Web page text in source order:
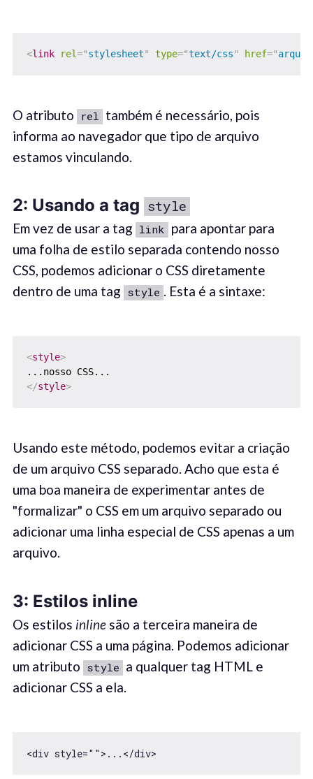
<link rel="stylesheet" type="text/css" href="
O atributo rel também é necessário, pois
informa ao navegador que tipo de arquivo
estamos vinculando.
2: Usando a tag style
Em vez de usar a tag link para apontar para
uma folha de estilo separada contendo nosso
CSS, podemos adicionar o CSS diretamente
dentro de uma tag style . Esta é a sintaxe:
<style>
</style>
Usando este método, podemos evitar a criação
de um arquivo CSS separado. Acho que esta é
uma boa maneira de experimentar antes de
"formalizar" o CSS em um arquivo separado ou
adicionar uma linha especial de CSS apenas a um
arquivo.
3: Estilos inline
Os estilos inlinesão a terceira maneira de
adicionar CSS a uma página. Podemos adicionar
um atributo style a qualquer tag HTML e
adicionar CSS a ela.
<div style="">...</div>